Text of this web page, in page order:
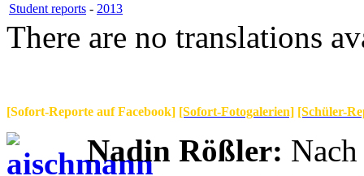
Student reports - 2013
There are no translations
[Sofort-Reporte auf Facebook] [Sofort-Fotogalerien] [Schüler-
Nadin Rößler: